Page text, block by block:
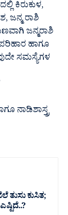
ಕಿರುಕುಳ,
ಜನ್ಮ ರಾಶಿ
ಜನ್ಮರಾಶಿ
ಹಾಗೂ
ಸಮಸ್ಯೆಗಳ
ನಾಡಿಶಾಸ್ತ್ರ
ತುಸು‌ ಕುಸಿತ;